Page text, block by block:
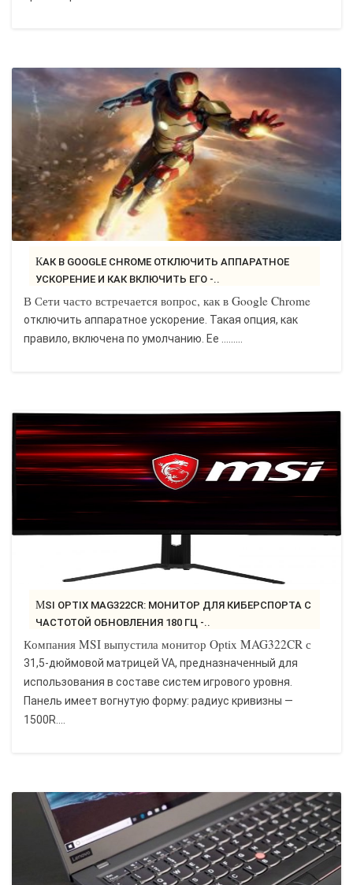
КАК В GOOGLE CHROME ОТКЛЮЧИТЬ АППАРАТНОЕ
УСКОРЕНИЕ И КАК ВКЛЮЧИТЬ ЕГО -..
В Сети часто встречается вопрос, как в Google Chrome
отключить аппаратное ускорение. Такая опция, как
правило, включена по умолчанию. Ее …......
MSI OPTIX MAG322CR: МОНИТОР ДЛЯ КИБЕРСПОРТА С
ЧАСТОТОЙ ОБНОВЛЕНИЯ 180 ГЦ -..
Компания MSI выпустила монитор Optix MAG322CR с
31,5-дюймовой матрицей VA, предназначенный для
использования в составе систем игрового уровня.
Панель имеет вогнутую форму: радиус кривизны —
1500R....